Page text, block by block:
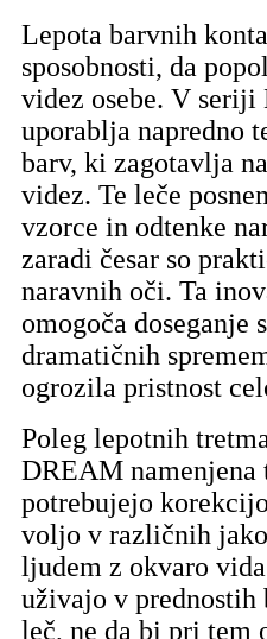
Lepota barvnih
sposobnosti, da
videz osebe. V seriji
uporablja napredno
barv, ki zagotavlja
videz. Te leče
vzorce in odtenke
zaradi česar so
naravnih oči. Ta
omogoča doseganje
dramatičnih
ogrozila pristnost
Poleg lepotnih
DREAM
potrebujejo
voljo v različnih
ljudem z okvaro
uživajo v
leč, ne da bi pri tem